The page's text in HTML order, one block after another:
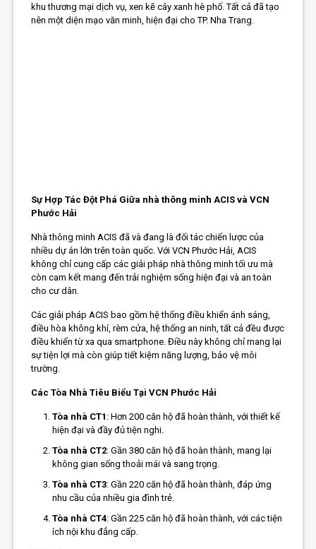
khu thương mại dịch vụ, xen kẽ cây xanh hè phố. Tất cả đã tạo
nên một diện mạo văn minh, hiện đại cho TP. Nha Trang.
Sự Hợp Tác Đột Phá Giữa nhà thông minh ACIS và VCN
Phước Hải
Nhà thông minh ACIS đã và đang là đối tác chiến lược của
nhiều dự án lớn trên toàn quốc. Với VCN Phước Hải, ACIS
không chỉ cung cấp các giải pháp nhà thông minh tối ưu mà
còn cam kết mang đến trải nghiệm sống hiện đại và an toàn
cho cư dân.
Các giải pháp ACIS bao gồm hệ thống điều khiển ánh sáng,
điều hòa không khí, rèm cửa, hệ thống an ninh, tất cả đều được
điều khiển từ xa qua smartphone. Điều này không chỉ mang lại
sự tiện lợi mà còn giúp tiết kiệm năng lượng, bảo vệ môi
trường.
Các Tòa Nhà Tiêu Biểu Tại VCN Phước Hải
Tòa nhà CT1 : Hơn 200 căn hộ đã hoàn thành, với thiết kế
hiện đại và đầy đủ tiện nghi.
Tòa nhà CT2: Gần 380 căn hộ đã hoàn thành, mang lại
không gian sống thoải mái và sang trọng.
Tòa nhà CT3: Gần 220 căn hộ đã hoàn thành, đáp ứng
nhu cầu của nhiều gia đình trẻ.
Tòa nhà CT4: Gần 225 căn hộ đã hoàn thành, với các tiện
ích nội khu đẳng cấp.